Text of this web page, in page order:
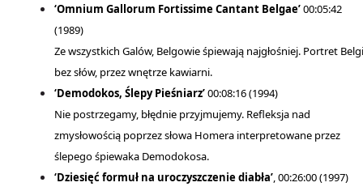
‘Omnium Gallorum Fortissime Cantant Belgae’00:05:42
(1989)
Ze wszystkich Galów, Belgowie śpiewają najgłośniej. Portret
bez słów, przez wnętrze kawiarni.
‘Demodokos, Ślepy Pieśniarz’00:08:16 (1994)
Nie postrzegamy, błędnie przyjmujemy. Refleksja nad
zmysłowością poprzez słowa Homera interpretowane przez
ślepego śpiewaka Demodokosa.
‘Dziesięć formuł na uroczyszczenie diabła’, 00:26:00 (1997)